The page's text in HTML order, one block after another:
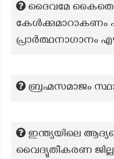
ദൈവമേ
കേള്‍ക്കുമാറാകണം
പ്രാര്‍ത്ഥനാഗാനം
ബ്രഹ്മസമാജം
ഇന്ത്യയിലെ
വൈദ്യുതീകരണ